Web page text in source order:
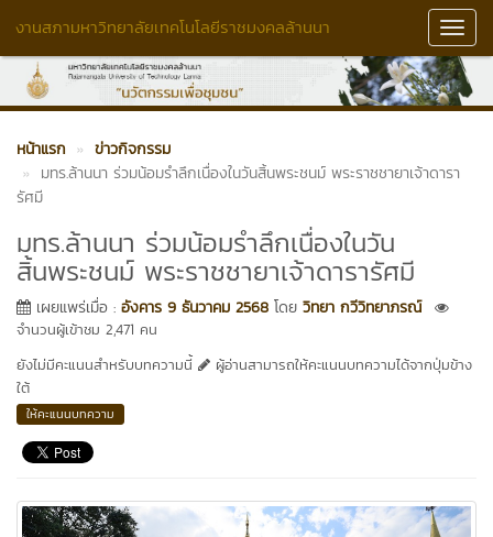
งานสภามหาวิทยาลัยเทคโนโลยีราชมงคลล้านนา
หน้าแรก
ข่าวกิจกรรม
มทร.ล้านนา ร่วมน้อมรำลึกเนื่องในวันสิ้นพระชนม์ พระราชชายาเจ้าดารา
รัศมี
มทร.ล้านนา ร่วมน้อมรำลึกเนื่องในวัน
สิ้นพระชนม์ พระราชชายาเจ้าดารารัศมี
เผยแพร่เมื่อ : อังคาร 9 ธันวาคม 2568 โดย วิทยา กวีวิทยาภรณ์
จำนวนผู้เข้าชม 2,471 คน
ยังไม่มีคะแนนสำหรับบทความนี้
ผู้อ่านสามารถให้คะแนนบทความได้จากปุ่มข้าง
ใต้
ให้คะแนนบทความ